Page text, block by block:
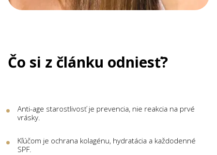
Čo si z článku odniesť?
Anti-age starostlivosť je prevencia, nie reakcia na prvé
vrásky.
Kľúčom je ochrana kolagénu, hydratácia a každodenné
SPF.